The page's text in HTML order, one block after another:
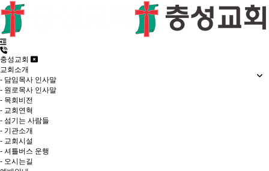
충성교회
교회소개
- 담임목사 인사말
- 원로목사 인사말
- 목회비전
- 교회연혁
- 섬기는 사람들
- 기관소개
- 교회시설
- 셔틀버스 운행
- 오시는길